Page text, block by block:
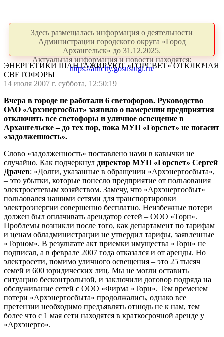
Здесь размещалась информация о деятельности
Администрации городского округа «Город
Архангельск» до 31.12.2025.
Актуальная информация и новости находятся:
https://arhcity.gosuslugi.ru/
ЭНЕРГЕТИКИ ШАНТАЖИРУЮТ «ГОРСВЕТ» ОТКЛЮЧАЯ
СВЕТОФОРЫ
14 июля 2007 г. суббота, 12:50:19
Вчера в городе не работали 6 светофоров. Руководство
ОАО «Архэнергосбыт» заявило о намерении предприятия
отключить все светофоры и уличное освещение в
Архангельске – до тех пор, пока МУП «Горсвет» не погасит
«задолженность».
Слово «задолженность» поставлено нами в кавычки не
случайно. Как подчеркнул директор МУП «Горсвет» Сергей
Драчев: «Долги, указанные в обращении «Архэнергосбыта»,
– это убытки, которые понесло предприятие от пользования
электросетевым хозяйством. Замечу, что «Архэнергосбыт»
пользовался нашими сетями для транспортировки
электроэнергии совершенно бесплатно. Неизбежные потери
должен был оплачивать арендатор сетей – ООО «Торн».
Проблемы возникли после того, как департамент по тарифам
и ценам обладминистрации не утвердил тарифы, заявленные
«Торном». В результате акт приемки имущества «Торн» не
подписал, а в феврале 2007 года отказался и от аренды. Но
электросети, помимо уличного освещения – это 25 тысяч
семей и 600 юридических лиц. Мы не могли оставить
ситуацию бесконтрольной, и заключили договор подряда на
обслуживание сетей с ООО «Фирма «Торн». Тем временем
потери «Архэнергосбыта» продолжались, однако все
претензии необходимо предъявлять отнюдь не к нам, тем
более что с 1 мая сети находятся в краткосрочной аренде у
«Архэнерго».